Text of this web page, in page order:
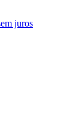
juros